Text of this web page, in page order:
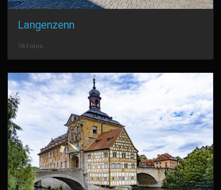
Langenzenn
18 Fotos